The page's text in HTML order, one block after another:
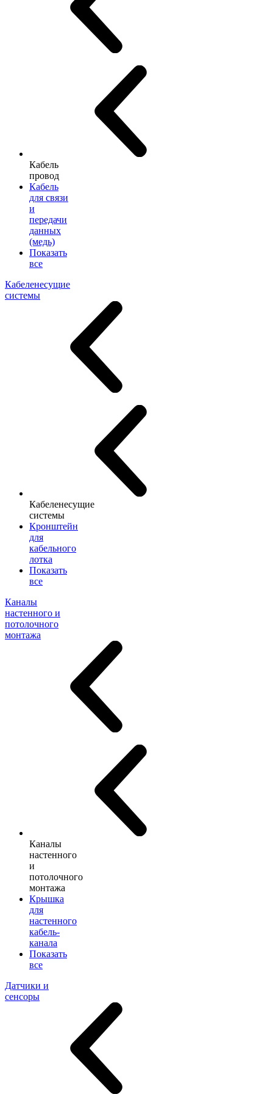
Кабель
провод
Кабель
для связи
и
передачи
данных
(медь)
Показать
все
Кабеленесущие
системы
Кабеленесущие
системы
Кронштейн
для
кабельного
лотка
Показать
все
Каналы
настенного и
потолочного
монтажа
Каналы
настенного
и
потолочного
монтажа
Крышка
для
настенного
кабель-
канала
Показать
все
Датчики и
сенсоры